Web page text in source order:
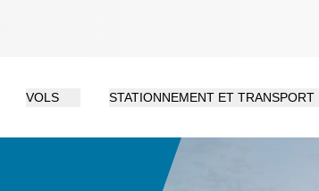
VOLS STATIONNEMENT ET TRANSPORT